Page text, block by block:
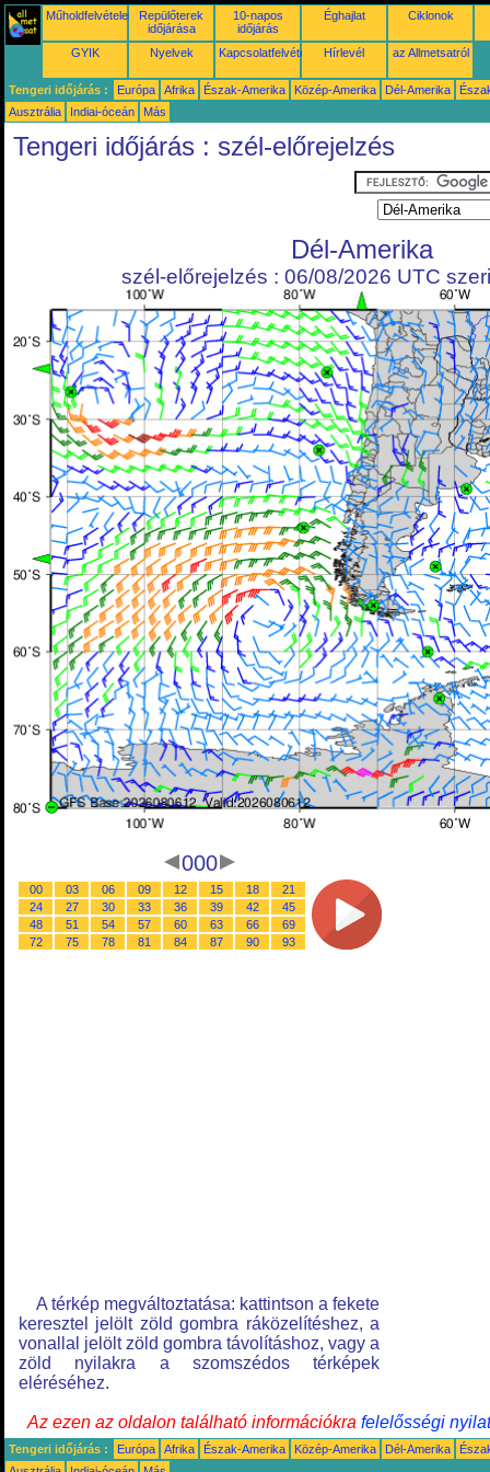
Műholdfelvételek
Repülőterek
időjárása
10-napos
időjárás
Éghajlat Ciklonok
GYIK Nyelvek Kapcsolatfelvétel Hírlevél az Allmetsatról
Tengeri időjárás : Európa Afrika Észak-Amerika Közép-Amerika Dél-Amerika
Ausztrália
Indiai-óceán Más
Tengeri időjárás : szél-előrejelzés
Dél-Amerika
szél-előrejelzés : 06/08/2026 UTC
000
00 03 06 09 12 15 18
21
24
27 30 33 36 39 42
45
48
51 54 57 60 63 66
69
72
75 78 81 84 87 90 93
A térkép megváltoztatása: kattintson a fekete
keresztel jelölt zöld gombra ráközelítéshez, a
vonallal jelölt zöld gombra távolításhoz, vagy a
zöld nyilakra a szomszédos térképek
eléréséhez.
Az ezen az oldalon található információkra felelősségi
Tengeri időjárás : Európa Afrika Észak-Amerika Közép-Amerika Dél-Amerika